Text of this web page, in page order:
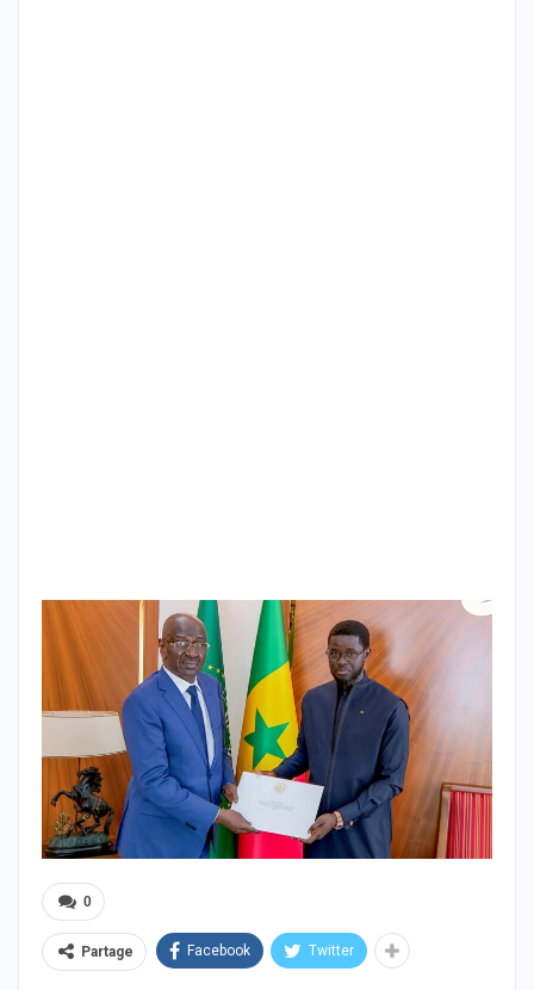
0
Partage Facebook Twitter